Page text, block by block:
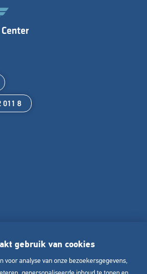
gebruik van cookies
voor analyse van onze bezoekersgegevens,
011 8